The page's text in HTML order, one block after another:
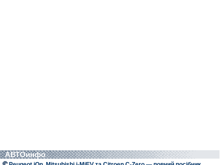
АВТОинфо